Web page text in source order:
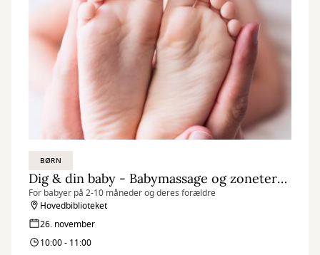
BØRN
Dig & din baby - Babymassage og zoneterapi
For babyer på 2-10 måneder og deres forældre
Hovedbiblioteket
26. november
10:00 - 11:00